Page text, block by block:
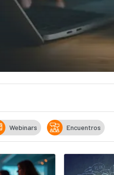
Webinars Encuentros